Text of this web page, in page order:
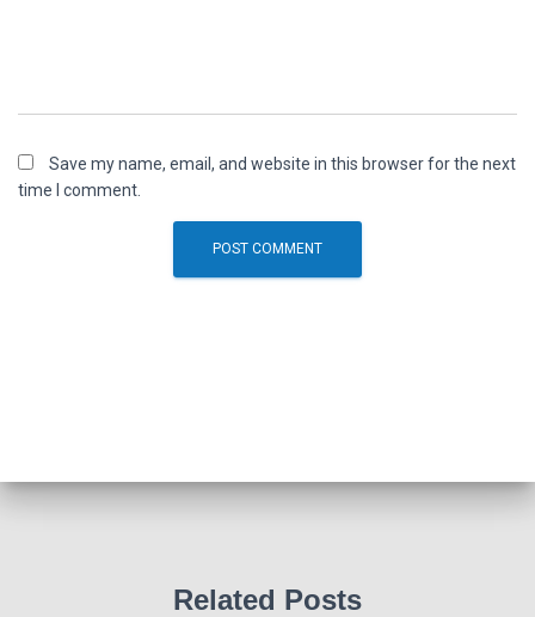
Save my name, email, and website in this browser for the next
time I comment.
Related Posts